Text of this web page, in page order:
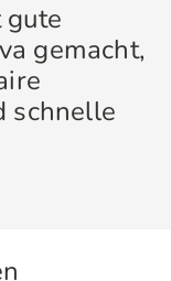
gute
gemacht,
schnelle